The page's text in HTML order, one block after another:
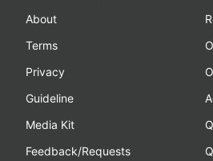
About
Terms
Privacy
Guideline
Media Kit
Feedback/Requests